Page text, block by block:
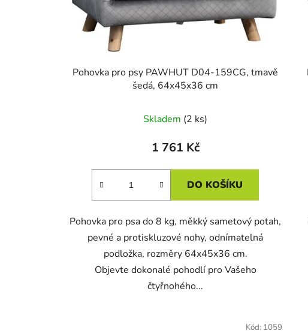
Pohovka pro psy PAWHUT D04-159CG, tmavě
šedá, 64x45x36 cm
Skladem (2 ks)
1 761 Kč
DO KOŠÍKU
Pohovka pro psa do 8 kg, měkký sametový potah,
pevné a protiskluzové nohy, odnímatelná
podložka, rozměry 64x45x36 cm.
Objevte dokonalé pohodlí pro Vašeho
čtyřnohého...
Kód: 1059